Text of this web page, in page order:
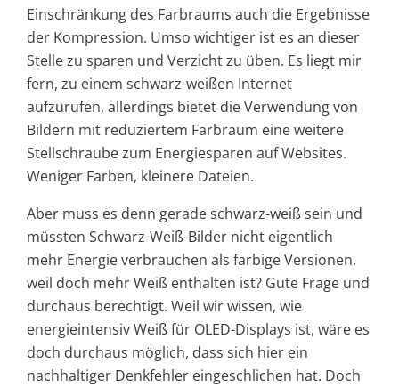
Einschränkung des Farbraums auch die Ergebnisse
der Kompression. Umso wichtiger ist es an dieser
Stelle zu sparen und Verzicht zu üben. Es liegt mir
fern, zu einem schwarz-weißen Internet
aufzurufen, allerdings bietet die Verwendung von
Bildern mit reduziertem Farbraum eine weitere
Stellschraube zum Energiesparen auf Websites.
Weniger Farben, kleinere Dateien.
Aber muss es denn gerade schwarz-weiß sein und
müssten Schwarz-Weiß-Bilder nicht eigentlich
mehr Energie verbrauchen als farbige Versionen,
weil doch mehr Weiß enthalten ist? Gute Frage und
durchaus berechtigt. Weil wir wissen, wie
energieintensiv Weiß für OLED-Displays ist, wäre es
doch durchaus möglich, dass sich hier ein
nachhaltiger Denkfehler eingeschlichen hat. Doch